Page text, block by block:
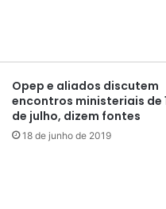
Opep e aliados discutem
encontros ministeriais de
de julho, dizem fontes
18 de junho de 2019